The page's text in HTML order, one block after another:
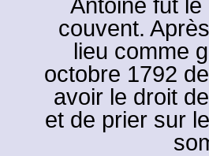
couvent.
lieu comme
octobre 1792
avoir le droit
et de prier sur